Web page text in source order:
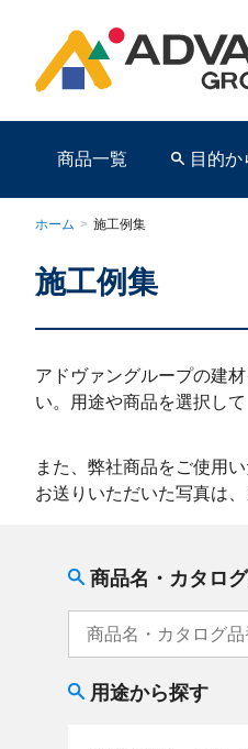
商品一覧 目的か
ホーム > 施工例集
施工例集
アドヴァングループの建
い。用途や商品を選択し
また、弊社商品をご使用
お送りいただいた写真は
商品名・カタロ
用途から探す